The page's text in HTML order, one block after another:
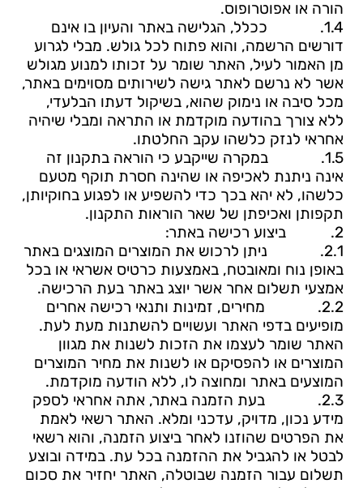
הורה או אפוטרופוס.
1.4.
ככלל, הגלישה באתר והעיון בו אינם
דורשים הרשמה, והוא פתוח לכל גולש. מבלי לגרוע
מן האמור לעיל, האתר שומר על זכותו למנוע מגולש
אשר לא נרשם לאתר גישה לשירותים מסוימים באתר,
מכל סיבה או נימוק שהוא, בשיקול דעתו הבלעדי,
ללא צורך בהודעה מוקדמת או התראה ומבלי שיהיה
אחראי לנזק כלשהו עקב החלטתו.
1.5.
במקרה שייקבע כי הוראה בתקנון זה
אינה ניתנת לאכיפה או שהינה חסרת תוקף מטעם
כלשהו, לא יהא בכך כדי להשפיע או לפגוע בחוקיותן,
תקפותן ואכיפתן של שאר הוראות התקנון.
2.
ביצוע רכישה באתר:
2.1.
ניתן לרכוש את המוצרים המוצגים באתר
באופן נוח ומאובטח, באמצעות כרטיס אשראי או בכל
אמצעי תשלום אחר אשר יוצג באתר בעת הרכישה.
2.2.
מחירים, זמינות ותנאי רכישה אחרים
מופיעים בדפי האתר ועשויים להשתנות מעת לעת.
האתר שומר לעצמו את הזכות לשנות את מגוון
המוצרים או להפסיקם או לשנות את מחיר המוצרים
המוצעים באתר ומחוצה לו, ללא הודעה מוקדמת.
2.3.
בעת הזמנה באתר, אתה אחראי לספק
מידע נכון, מדויק, עדכני ומלא. האתר רשאי לאמת
את הפרטים שהוזנו לאחר ביצוע הזמנה, והוא רשאי
לבטל או להגביל את ההזמנה בכל עת. במידה ובוצע
תשלום עבור הזמנה שבוטלה, האתר יחזיר את סכום